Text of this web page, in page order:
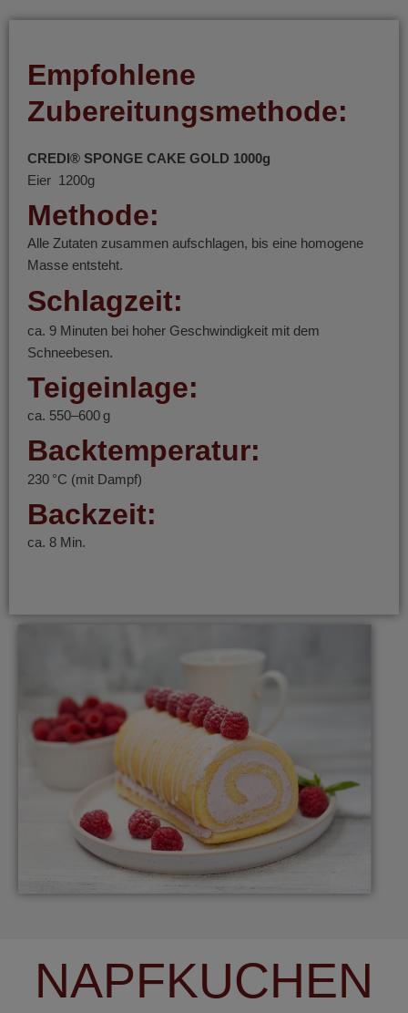
Empfohlene
Zubereitungsmethode:
CREDI® SPONGE CAKE GOLD 1000g
Eier 1200g
Methode:
Alle Zutaten zusammen aufschlagen, bis eine homogene
Masse entsteht.
Schlagzeit:
ca. 9 Minuten bei hoher Geschwindigkeit mit dem
Schneebesen.
Teigeinlage:
ca. 550–600 g
Backtemperatur:
230 °C (mit Dampf)
Backzeit:
ca. 8 Min.
NAPFKUCHEN